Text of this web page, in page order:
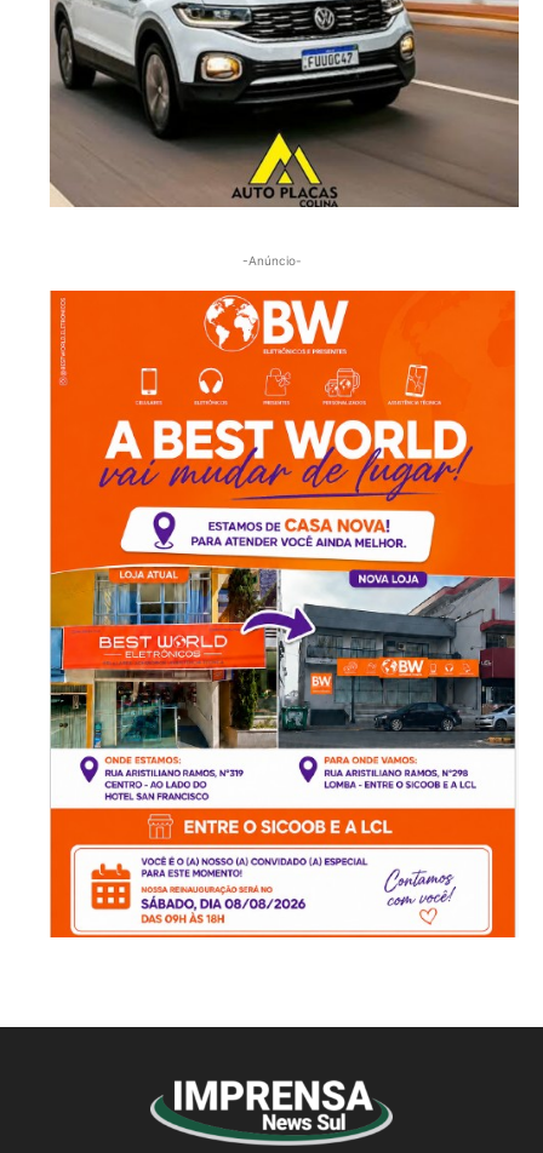
-Anúncio-
© Imprensa News Sul - Todos os Direitos
Reservados.
CNPJ: 05.363.840/0001-32